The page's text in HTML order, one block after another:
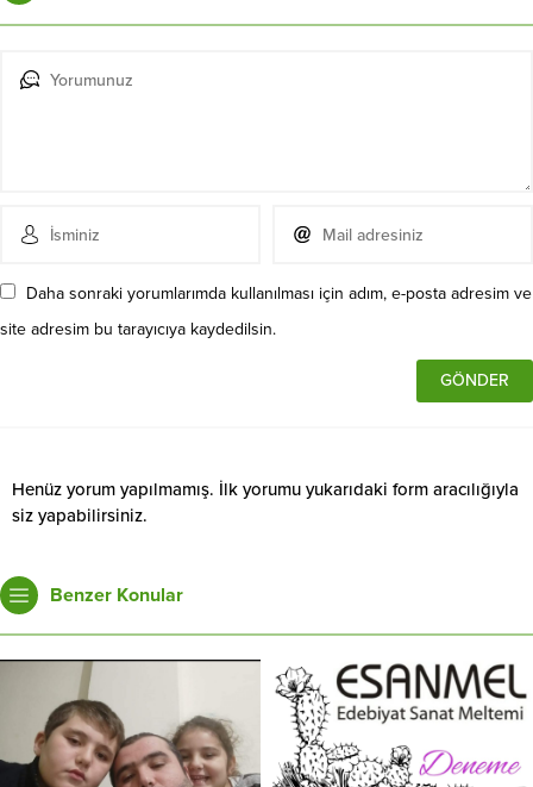
Daha sonraki yorumlarımda kullanılması için adım, e-posta adresim ve
site adresim bu tarayıcıya kaydedilsin.
Henüz yorum yapılmamış. İlk yorumu yukarıdaki form aracılığıyla
siz yapabilirsiniz.
Benzer Konular